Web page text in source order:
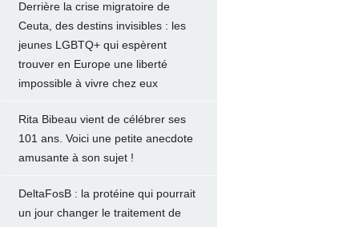
Derrière la crise migratoire de
Ceuta, des destins invisibles : les
jeunes LGBTQ+ qui espèrent
trouver en Europe une liberté
impossible à vivre chez eux
Rita Bibeau vient de célébrer ses
101 ans. Voici une petite anecdote
amusante à son sujet !
DeltaFosB : la protéine qui pourrait
un jour changer le traitement de